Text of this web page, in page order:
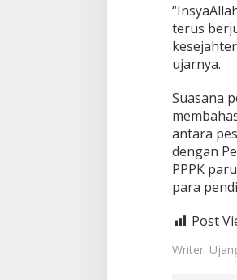
terus
ujarnya.
Suasana
antara
dengan
PPPK
para
Post
Writer: